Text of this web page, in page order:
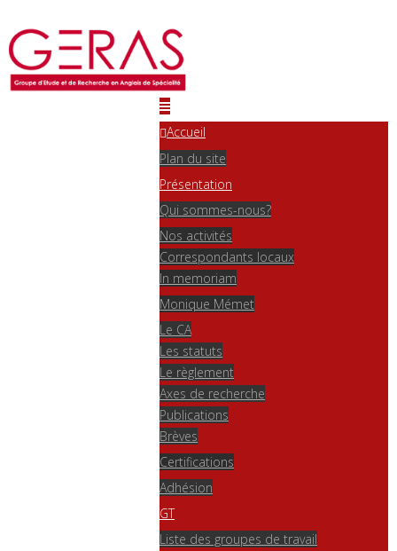
Accueil
Plan du site
Présentation
Qui sommes-nous?
Nos activités
Correspondants locaux
In memoriam
Monique Mémet
Le CA
Les statuts
Le règlement
Axes de recherche
Publications
Brèves
Certifications
Adhésion
GT
Liste des groupes de travail